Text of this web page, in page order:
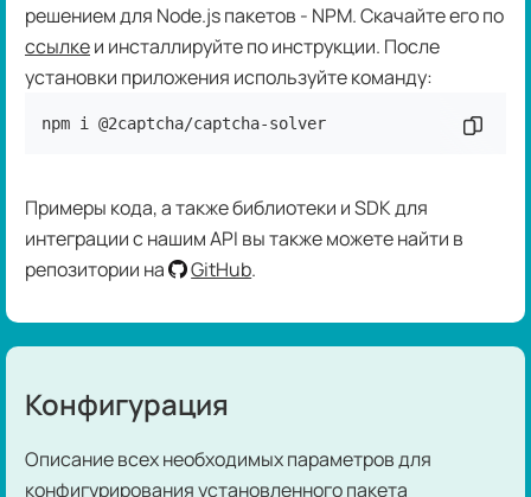
решением для Node.js пакетов - NPM. Скачайте его по
ссылкеи инсталлируйте по инструкции. После
установки приложения используйте команду:
npm i @2captcha/captcha-solver
Примеры кода, а также библиотеки и SDK для
интеграции с нашим API вы также можете найти в
репозитории на
GitHub.
Конфигурация
Описание всех необходимых параметров для
конфигурирования установленного пакета